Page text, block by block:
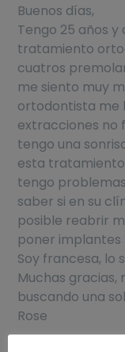
Buenos días,
Tengo 25 años y
tratamiento
cuatros
me siento muy
ortodontista me
extracciones no
tengo una
esta
tengo
saber si en su
posible reabrir
poner implantes
Soy francesa, lo
Muchas gracias,
buscando una
Rose